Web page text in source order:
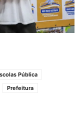
Pública
Prefeitura